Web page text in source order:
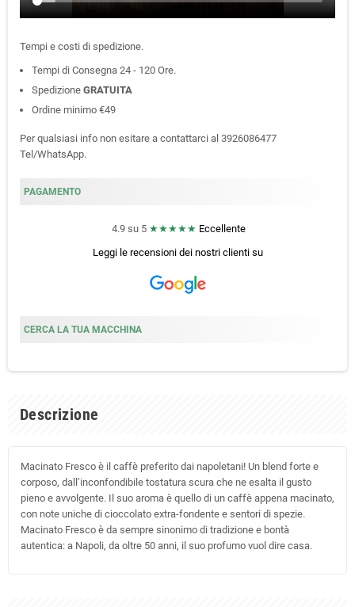
Tempi e costi di spedizione.
Tempi di Consegna 24 - 120 Ore.
Spedizione GRATUITA
Ordine minimo €49
Per qualsiasi info non esitare a contattarci al 3926086477
Tel/WhatsApp.
PAGAMENTO
4.9 su 5 ★★★★★ Eccellente
Leggi le recensioni dei nostri clienti su
CERCA LA TUA MACCHINA
Descrizione
Macinato Fresco è il caffè preferito dai napoletani! Un blend forte e
corposo, dall’inconfondibile tostatura scura che ne esalta il gusto
pieno e avvolgente. Il suo aroma è quello di un caffè appena macinato,
con note uniche di cioccolato extra-fondente e sentori di spezie.
Macinato Fresco è da sempre sinonimo di tradizione e bontà
autentica: a Napoli, da oltre 50 anni, il suo profumo vuol dire casa.